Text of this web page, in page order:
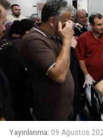
Yayınlanma: 09 Ağustos